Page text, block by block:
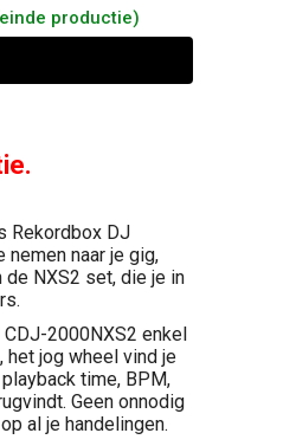
productie)
Rekordbox DJ
naar je gig,
de NXS2 set, die je in
2000NXS2 enkel
het jog wheel vind je
time, BPM,
Geen onnodig
al je handelingen.